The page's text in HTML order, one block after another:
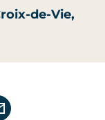
de-Vie,